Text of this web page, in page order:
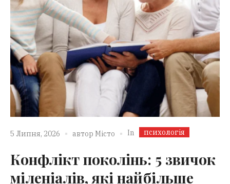
5 Липня, 2026 автор Місто In психологія
Конфлікт поколінь: 5 звичок
міленіалів, які найбільше